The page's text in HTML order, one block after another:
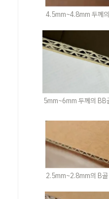
4.5mm~4.8mm 두께
5mm~6mm 두께의 BB
2.5mm~2.8mm의 B골